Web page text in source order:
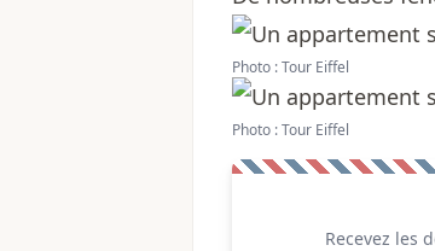
Photo : Tour Eiffel
Photo : Tour Eiffel
Recevez les